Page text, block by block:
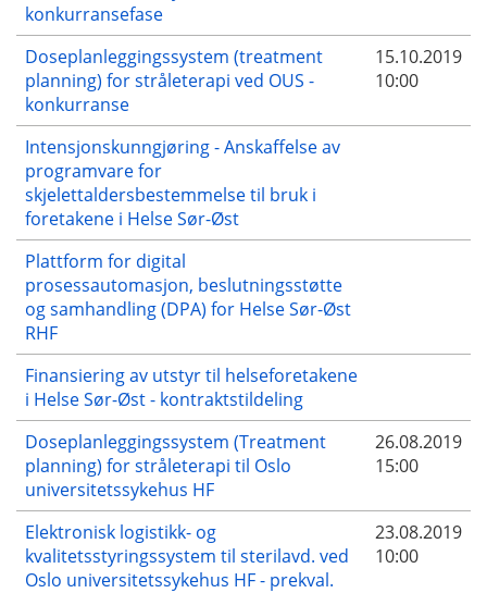
konkurransefase
Doseplanleggingssystem (treatment
planning) for stråleterapi ved OUS -
konkurranse
15.10.2019
10:00
Intensjonskunngjøring - Anskaffelse av
programvare for
skjelettaldersbestemmelse til bruk i
foretakene i Helse Sør-Øst
Plattform for digital
prosessautomasjon, beslutningsstøtte
og samhandling (DPA) for Helse Sør-Øst
RHF
Finansiering av utstyr til helseforetakene
i Helse Sør-Øst - kontraktstildeling
Doseplanleggingssystem (Treatment
planning) for stråleterapi til Oslo
universitetssykehus HF
26.08.2019
15:00
Elektronisk logistikk- og
kvalitetsstyringssystem til sterilavd. ved
Oslo universitetssykehus HF - prekval.
23.08.2019
10:00